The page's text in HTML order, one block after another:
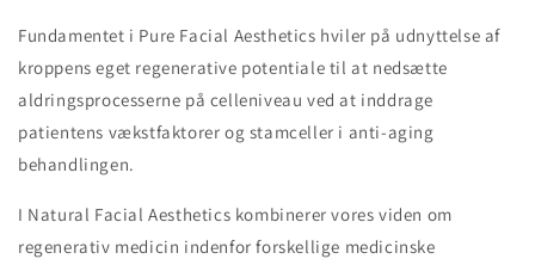
Fundamentet i Pure Facial Aesthetics hviler på udnyttelse af
kroppens eget regenerative potentiale til at nedsætte
aldringsprocesserne på celleniveau ved at inddrage
patientens vækstfaktorer og stamceller i anti-aging
behandlingen.
I Natural Facial Aesthetics kombinerer vores viden om
regenerativ medicin indenfor forskellige medicinske